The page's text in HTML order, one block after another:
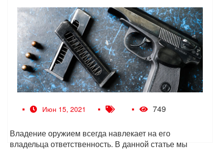
Июн 15, 2021 749
Владение оружием всегда навлекает на его
владельца ответственность. В данной статье мы